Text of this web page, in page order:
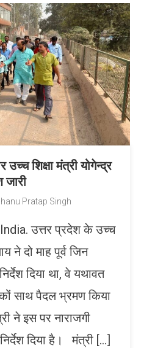
शिक्षा मंत्री योगेन्द्र
जारी
Pratap Singh
उत्तर प्रदेश के उच्च
ने दो माह पूर्व जिन
दिया था, वे यथावत
साथ पैदल भ्रमण किया
ने इस पर नाराजगी
दिया है। मंत्री […]